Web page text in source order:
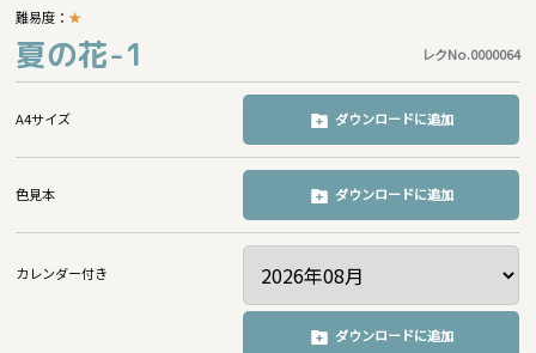
難易度：★
夏の花-1 レクNo.0000064
A4サイズ ダウンロードに追加
色見本 ダウンロードに追加
カレンダー付き
ダウンロードに追加